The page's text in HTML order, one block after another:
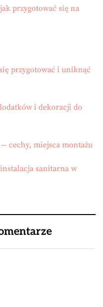
przygotować się na
przygotować i uniknąć
i dekoracji do
cechy, miejsca montażu
sanitarna w